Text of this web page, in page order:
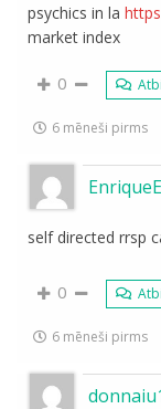
psychics in la
market index
0
6 mēneši pirms
self directed rrsp
0
6 mēneši pirms